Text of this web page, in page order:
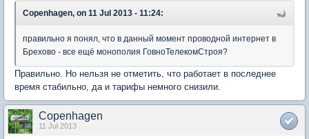
Copenhagen, on 11 Jul 2013 - 11:24:
правильно я понял, что в данный момент проводной интернет в
Брехово - все ещё монополия ГовноТелекомСтроя?
Правильно. Но нельзя не отметить, что работает в последнее
время стабильно, да и тарифы немного снизили.
Copenhagen
11 Jul 2013